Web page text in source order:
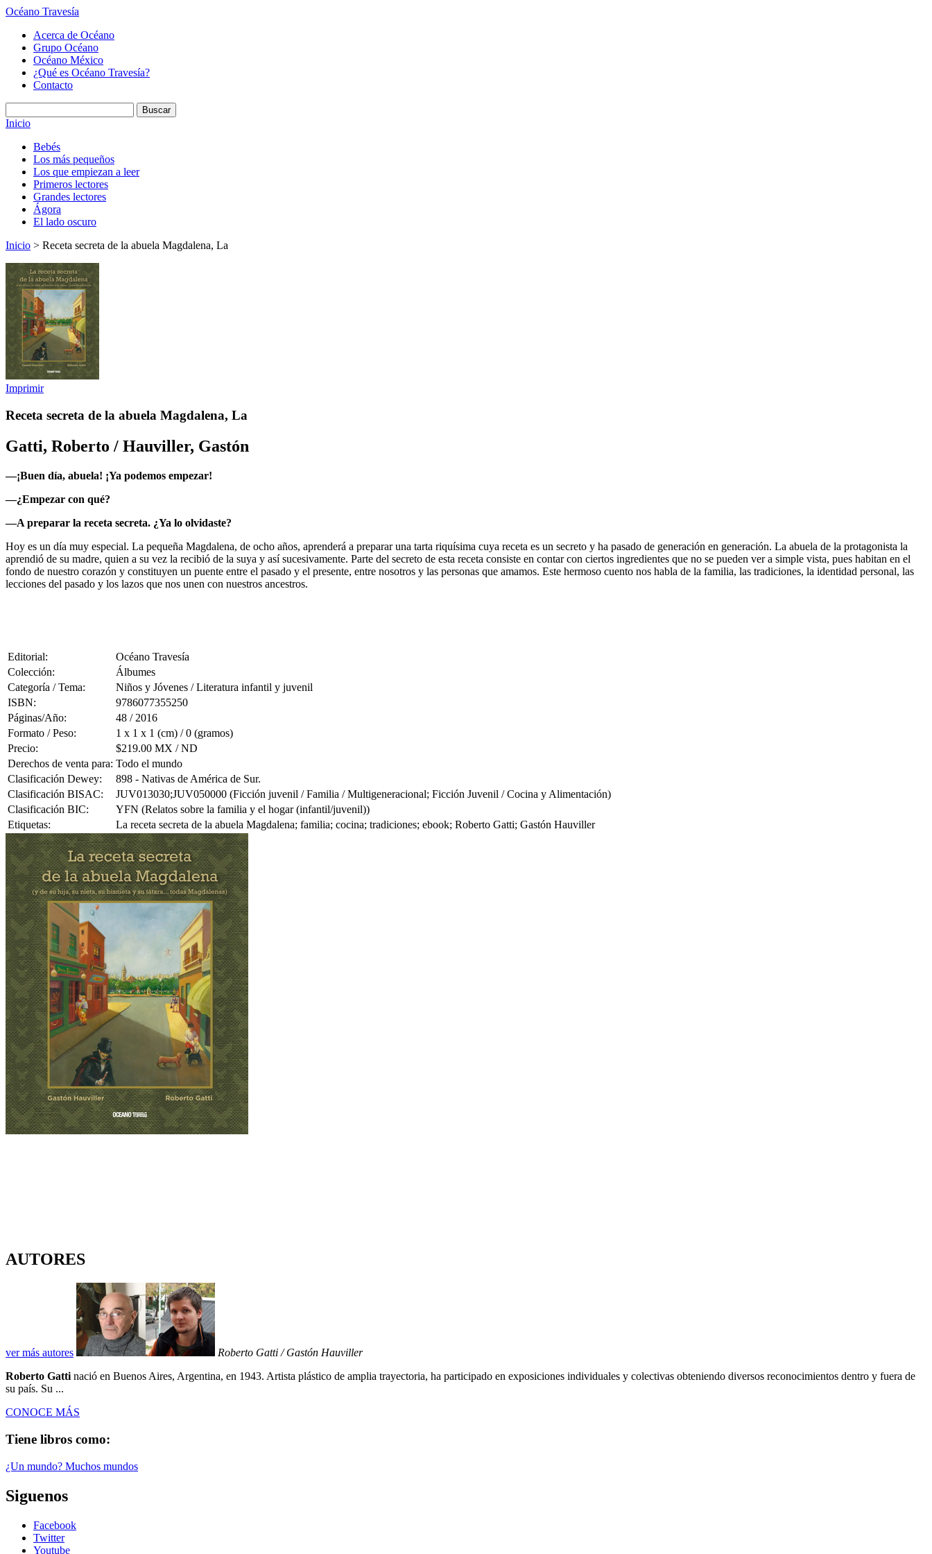
Océano Travesía
Acerca de Océano
Grupo Océano
Océano México
¿Qué es Océano Travesía?
Contacto
Inicio
Bebés
Los más pequeños
Los que empiezan a leer
Primeros lectores
Grandes lectores
Ágora
El lado oscuro
Inicio > Receta secreta de la abuela Magdalena, La
Imprimir
Receta secreta de la abuela Magdalena, La
Gatti, Roberto / Hauviller, Gastón
—¡Buen día, abuela! ¡Ya podemos empezar!
—¿Empezar con qué?
—A preparar la receta secreta. ¿Ya lo olvidaste?
Hoy es un día muy especial. La pequeña Magdalena, de ocho años, aprenderá a preparar una tarta riquísima cuya receta es un secreto y ha pasado de generación en generación. La abuela de la protagonista la
aprendió de su madre, quien a su vez la recibió de la suya y así sucesivamente. Parte del secreto de esta receta consiste en contar con ciertos ingredientes que no se pueden ver a simple vista, pues habitan en el
fondo de nuestro corazón y constituyen un puente entre el pasado y el presente, entre nosotros y las personas que amamos. Este hermoso cuento nos habla de la familia, las tradiciones, la identidad personal, las
lecciones del pasado y los lazos que nos unen con nuestros ancestros.
Editorial:
Océano Travesía
Colección:
Álbumes
Categoría / Tema:
Niños y Jóvenes / Literatura infantil y juvenil
ISBN:
9786077355250
Páginas/Año:
48 / 2016
Formato / Peso:
1 x 1 x 1 (cm) / 0 (gramos)
Precio:
$219.00 MX / ND
Derechos de venta para: Todo el mundo
Clasificación Dewey:
898 - Nativas de América de Sur.
Clasificación BISAC:
JUV013030;JUV050000 (Ficción juvenil / Familia / Multigeneracional; Ficción Juvenil / Cocina y Alimentación)
Clasificación BIC:
YFN (Relatos sobre la familia y el hogar (infantil/juvenil))
Etiquetas:
La receta secreta de la abuela Magdalena; familia; cocina; tradiciones; ebook; Roberto Gatti; Gastón Hauviller
AUTORES
ver más autores
Roberto Gatti / Gastón Hauviller
Roberto Gatti nació en Buenos Aires, Argentina, en 1943. Artista plástico de amplia trayectoria, ha participado en exposiciones individuales y colectivas obteniendo diversos reconocimientos dentro y fuera de
su país. Su ...
CONOCE MÁS
Tiene libros como:
¿Un mundo? Muchos mundos
Siguenos
Facebook
Twitter
Youtube